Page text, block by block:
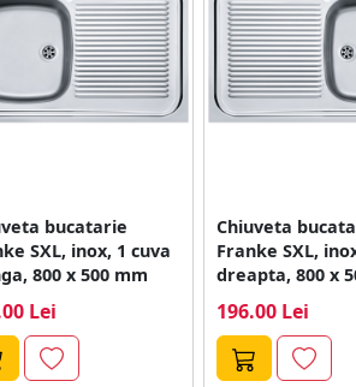
bucatarie
SXL, inox, 1 cuva
800 x 500 mm
Lei
Chiuveta
Franke SXL,
dreapta, 800 x
196.00 Lei